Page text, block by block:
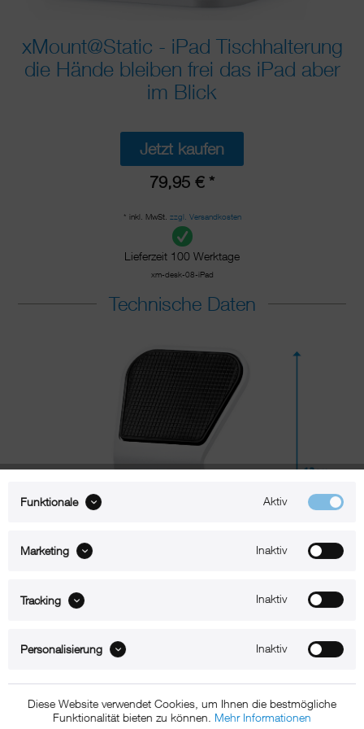
xMount@Static - iPad Tischhalterung
die Hände bleiben frei das iPad aber
im Blick
Jetzt kaufen
79,95 € *
* inkl. MwSt. zzgl. Versandkosten
Lieferzeit 100 Werktage
xm-desk-08-iPad
Technische Daten
Der xMount Static ist der aufs Wesentliche reduzierte Design-iPad-
Funktionale Aktiv
Marketing Inaktiv
Tracking Inaktiv
Personalisierung Inaktiv
Diese Website verwendet Cookies, um Ihnen die bestmögliche
Funktionalität bieten zu können. Mehr Informationen